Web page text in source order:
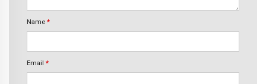
Name *
Email *